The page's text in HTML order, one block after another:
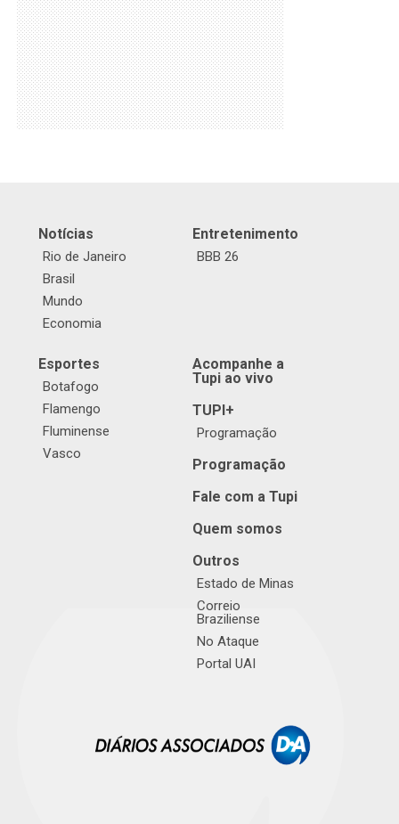
Notícias
Rio de Janeiro
Brasil
Mundo
Economia
Entretenimento
BBB 26
Esportes
Botafogo
Flamengo
Fluminense
Vasco
Acompanhe a
Tupi ao vivo
TUPI+
Programação
Programação
Fale com a Tupi
Quem somos
Outros
Estado de Minas
Correio
Braziliense
No Ataque
Portal UAI